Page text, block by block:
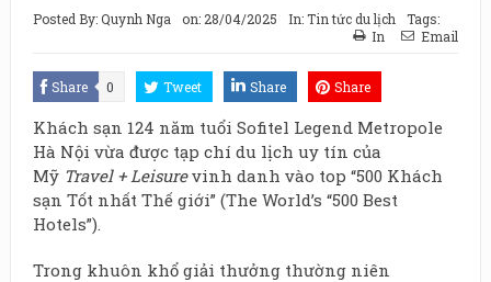
Posted By:Quynh Nga on: 28/04/2025 In:Tin tức du lịch
Tags:
In
Email
Share 0 Tweet Share Share
Khách sạn 124 năm tuổi Sofitel Legend Metropole
Hà Nội vừa được tạp chí du lịch uy tín của
Mỹ Travel + Leisurevinh danh vào top “500 Khách
sạn Tốt nhất Thế giới” (The World’s “500 Best
Hotels”).
Trong khuôn khổ giải thưởng thường niên